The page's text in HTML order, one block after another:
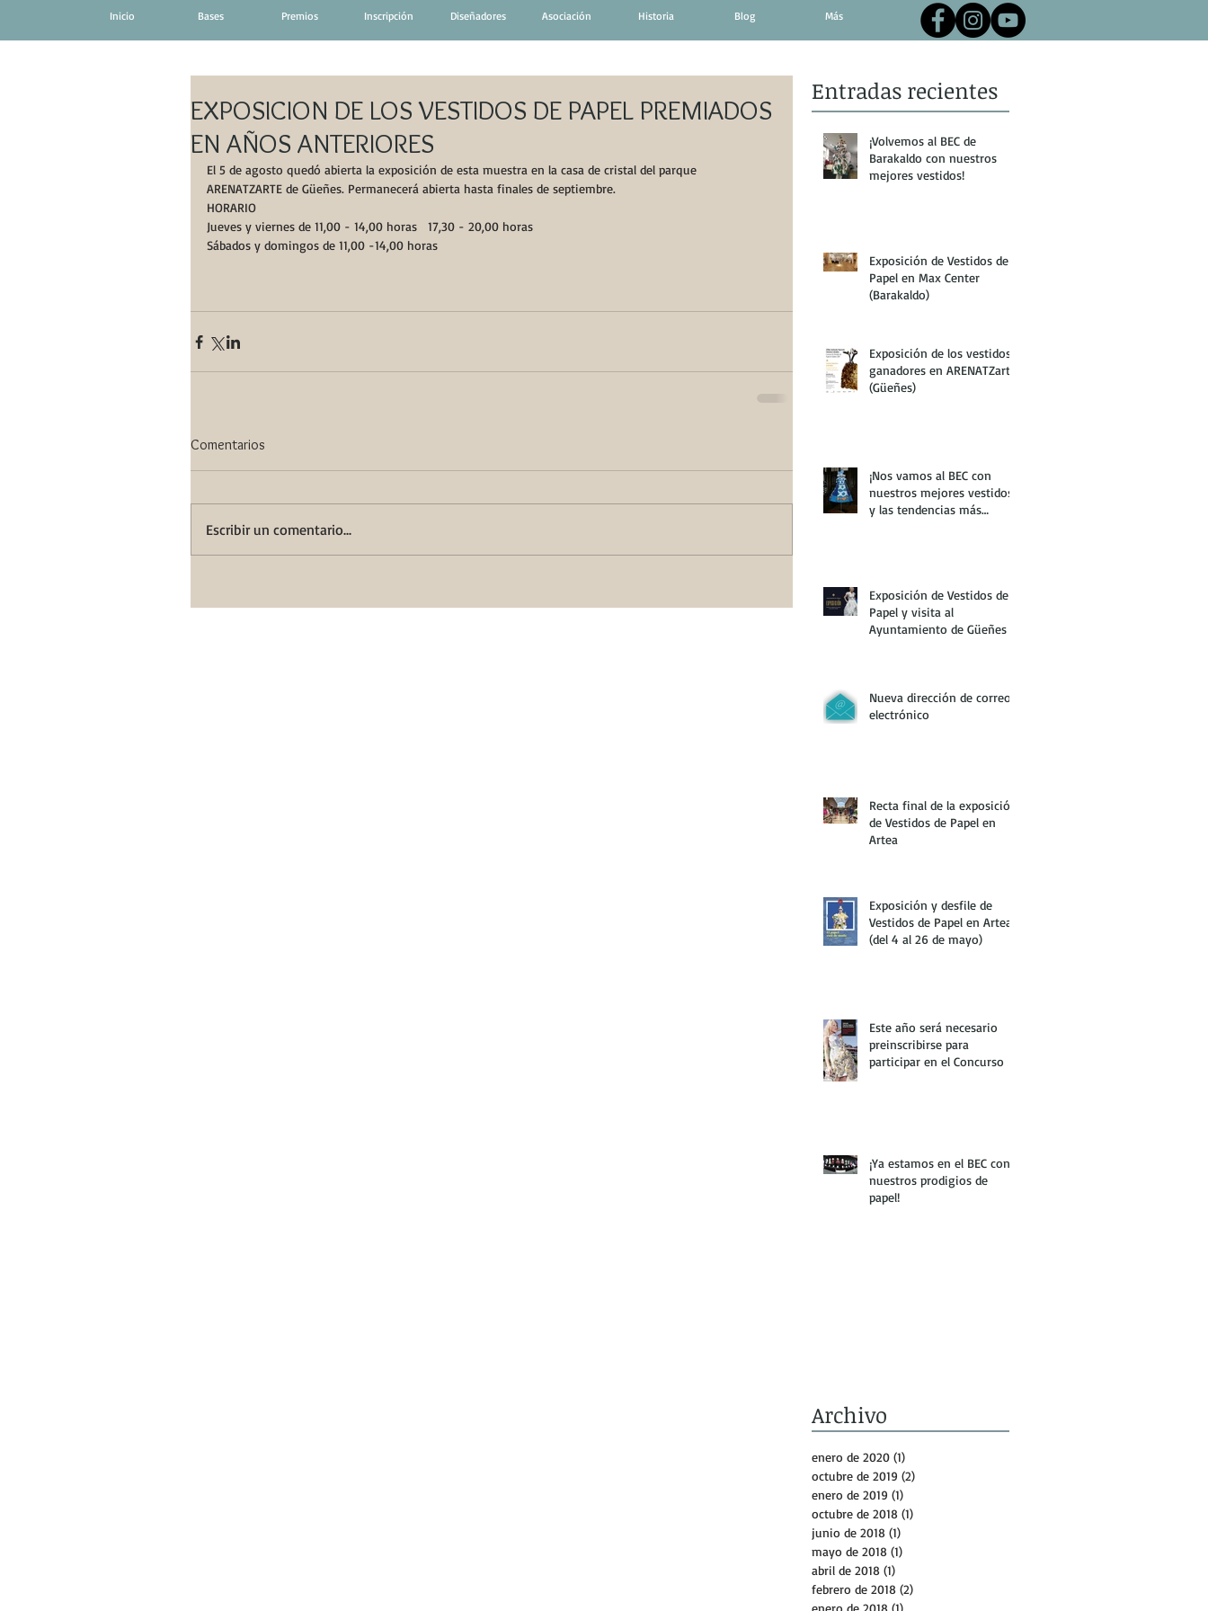
Inicio Bases Premios Inscripción Diseñadores Asociación Historia Blog Más
EXPOSICION DE LOS VESTIDOS DE PAPEL PREMIADOS
EN AÑOS ANTERIORES
El 5 de agosto quedó abierta la exposición de esta muestra en la casa de cristal del parque
ARENATZARTE de Güeñes. Permanecerá abierta hasta finales de septiembre.
HORARIO
Jueves y viernes de 11,00 - 14,00 horas   17,30 - 20,00 horas
Sábados y domingos de 11,00 -14,00 horas
Comentarios
Escribir un comentario...
Entradas recientes
¡Volvemos al BEC de
Barakaldo con nuestros
mejores vestidos!
Exposición de Vestidos de
Papel en Max Center
(Barakaldo)
Exposición de los vestidos
ganadores en ARENATZarte
(Güeñes)
¡Nos vamos al BEC con
nuestros mejores vestidos
y las tendencias más
Exposición de Vestidos de
Papel y visita al
Ayuntamiento de Güeñes
Nueva dirección de correo
electrónico
Recta final de la exposición
de Vestidos de Papel en
Artea
Exposición y desfile de
Vestidos de Papel en Artea
(del 4 al 26 de mayo)
Este año será necesario
preinscribirse para
participar en el Concurso
¡Ya estamos en el BEC con
nuestros prodigios de
papel!
Archivo
enero de 2020 (1)
octubre de 2019 (2)
enero de 2019 (1)
octubre de 2018 (1)
junio de 2018 (1)
mayo de 2018 (1)
abril de 2018 (1)
febrero de 2018 (2)
enero de 2018 (1)